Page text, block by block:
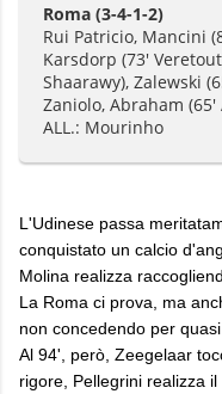
Roma (3-4-1-2)
Rui Patricio, Mancini
Karsdorp (73'
Shaarawy), Zalewski
Zaniolo, Abraham (65'
ALL.: Mourinho
L'Udinese passa
conquistato un calcio
Molina realizza
La Roma ci prova, ma
non concedendo per
Al 94', però, Zeegelaar
rigore, Pellegrini realizza